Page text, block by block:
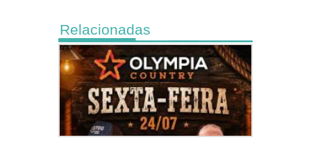
Relacionadas